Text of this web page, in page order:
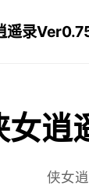
遥录
女逍
侠女